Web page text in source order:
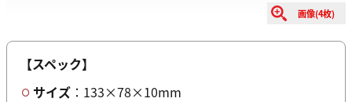
画像(4枚)
【スペック】
サイズ ：133×78×10mm